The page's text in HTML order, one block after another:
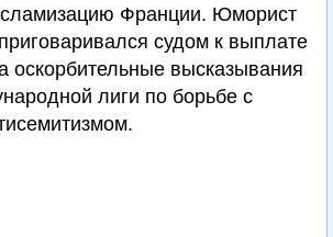
Франции. Юморист
судом к выплате
оскорбительные высказывания
лиги по борьбе с